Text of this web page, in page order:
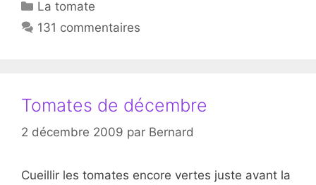
Catégories
La tomate
131 commentaires
Tomates de décembre
2 décembre 2009 par Bernard
Cueillir les tomates encore vertes juste avant la